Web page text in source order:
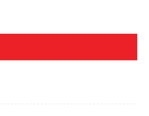
(ΕΜΠΡΟΣ – ΠΙΣΩ)